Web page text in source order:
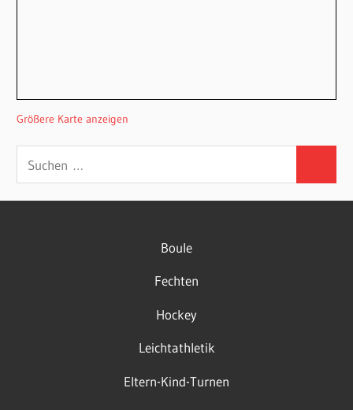
Größere Karte anzeigen
nach:
Boule
Fechten
Hockey
Leichtathletik
Eltern-Kind-Turnen